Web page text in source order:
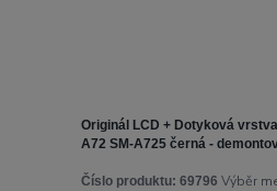
Originál LCD + Dotyková
A72 SM-A725 černá -
Číslo produktu: 69796 Výběr